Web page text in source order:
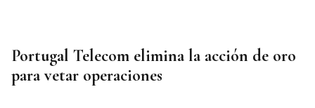
Portugal Telecom elimina la acción de oro
para vetar operaciones